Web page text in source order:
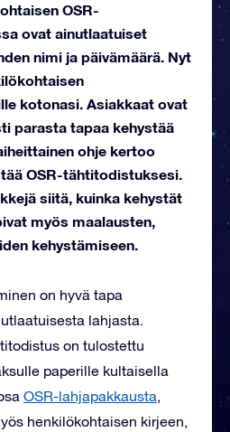
OSR-
ovat ainutlaatuiset
nimi ja päivämäärä. Nyt
kotonasi. Asiakkaat ovat
parasta tapaa kehystää
ohje kertoo
OSR-tähtitodistuksesi.
siitä, kuinka kehystät
myös maalausten,
kehystämiseen.
on hyvä tapa
lahjasta.
on tulostettu
paperille kultaisella
OSR-lahjapakkausta,
henkilökohtaisen kirjeen,